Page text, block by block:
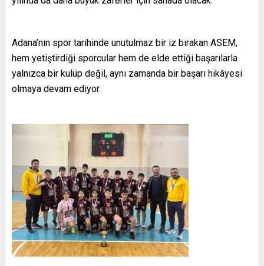
Adana’nın spor tarihinde unutulmaz bir iz bırakan ASEM,
hem yetiştirdiği sporcular hem de elde ettiği başarılarla
yalnızca bir kulüp değil, aynı zamanda bir başarı hikâyesi
olmaya devam ediyor.